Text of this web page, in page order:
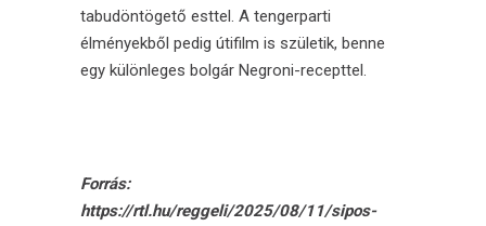
tabudöntögető esttel. A tengerparti
élményekből pedig útifilm is születik, benne
egy különleges bolgár Negroni-recepttel.
Forrás:
https://rtl.hu/reggeli/2025/08/11/sipos-